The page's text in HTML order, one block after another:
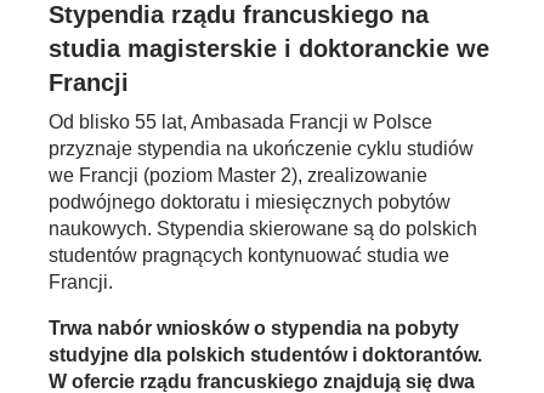
Stypendia rządu francuskiego na
studia magisterskie i doktoranckie we
Francji
Od blisko 55 lat, Ambasada Francji w Polsce
przyznaje stypendia na ukończenie cyklu studiów
we Francji (poziom Master 2), zrealizowanie
podwójnego doktoratu i miesięcznych pobytów
naukowych. Stypendia skierowane są do polskich
studentów pragnących kontynuować studia we
Francji.
Trwa nabór wniosków o stypendia na pobyty
studyjne dla polskich studentów i doktorantów.
W ofercie rządu francuskiego znajdują się dwa